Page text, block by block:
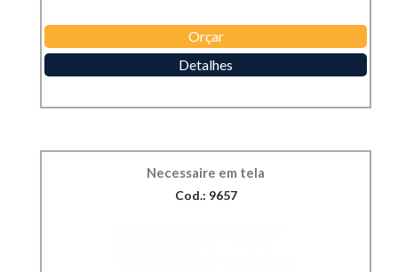
Orçar
Detalhes
Necessaire em tela
Cod.: 9657